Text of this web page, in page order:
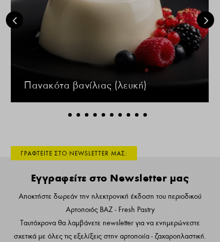
Πανακότα βανίλιας (λευκή)
ΓΡΑΦΤΕΙΤΕ ΣΤΟ NEWSLETTER ΜΑΣ:
Εγγραφείτε στο Newsletter μας
Αποκτήστε δωρεάν την ηλεκτρονική έκδοση του περιοδικού
Αρτοποιός ΒΑΖ - Fresh Pastry
Ταυτόχρονα θα λαμβάνετε newsletter για να ενημερώνεστε
σχετικά με όλες τις εξελίξεις στην αρτοποιία - ζαχαροπλαστική.